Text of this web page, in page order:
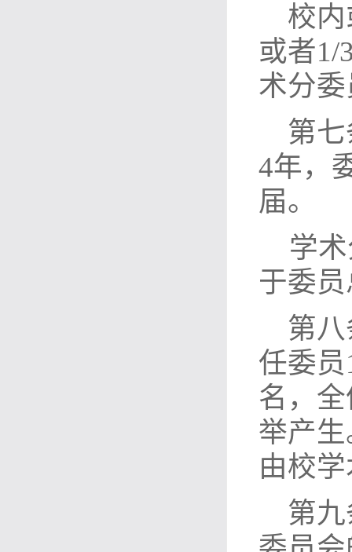
校
或者1/
术分
第
4年，
届。
学
于委
第
任委
名，
举产
由校
第